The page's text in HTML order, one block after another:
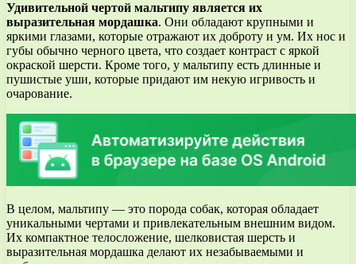
Удивительной чертой мальтипу является их
выразительная мордашка. Они обладают крупными и
яркими глазами, которые отражают их доброту и ум. Их нос и
губы обычно черного цвета, что создает контраст с яркой
окраской шерсти. Кроме того, у мальтипу есть длинные и
пушистые уши, которые придают им некую игривость и
очарование.
В целом, мальтипу — это порода собак, которая обладает
уникальными чертами и привлекательным внешним видом.
Их компактное телосложение, шелковистая шерсть и
выразительная мордашка делают их незабываемыми и